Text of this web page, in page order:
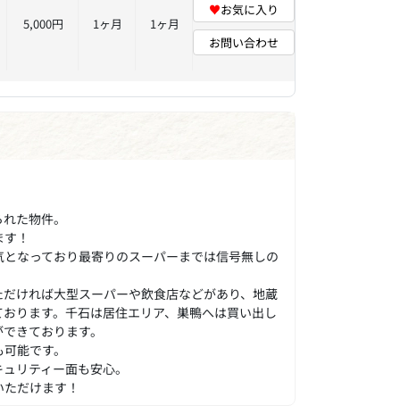
5,000円 1ヶ月 1ヶ月
♥お気に入り
お問い合わせ
た物件。
！
なっており最寄りのスーパーまでは信号無しの
ければ大型スーパーや飲食店などがあり、地蔵
ります。千石は居住エリア、巣鴨へは買い出し
きております。
能です。
リティー面も安心。
だけます！